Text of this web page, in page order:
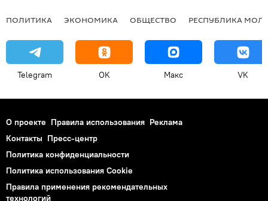
ПОЛИТИКА ЭКОНОМИКА ОБЩЕСТВО РЕСПУБЛИКА
Telegram OK Макс VK
О проекте Правила использования Реклама
Контакты Пресс-центр
Политика конфиденциальности
Политика использования Cookie
Правила применения рекомендательных
технологий